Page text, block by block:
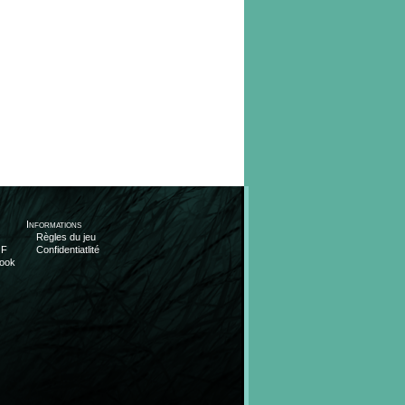
Informations
Règles du jeu
Confidentiatlité